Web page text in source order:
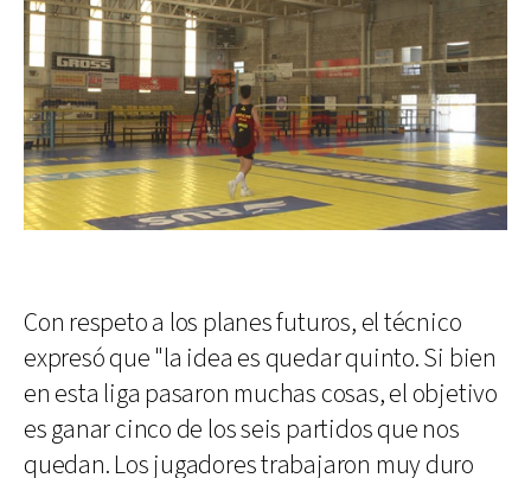
Con respeto a los planes futuros, el técnico
expresó que "la idea es quedar quinto. Si bien
en esta liga pasaron muchas cosas, el objetivo
es ganar cinco de los seis partidos que nos
quedan. Los jugadores trabajaron muy duro